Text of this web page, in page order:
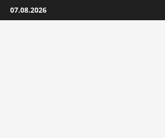
Перейти
до
07.08.2026